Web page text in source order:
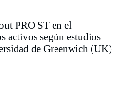
PRO ST en el
activos según estudios
de Greenwich (UK)